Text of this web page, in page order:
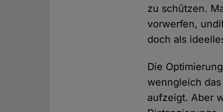
zu schützen.
vorwerfen,
doch als
Die
wenngleich
aufzeigt. Aber